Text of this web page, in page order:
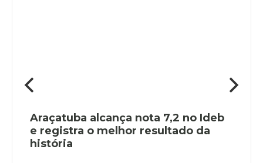
Araçatuba alcança nota 7,2 no Ideb
e registra o melhor resultado da
história